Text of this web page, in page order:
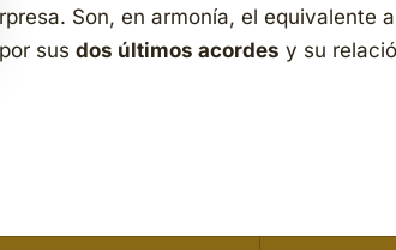
Son, en armonía, el equivalente
sus dos últimos acordes y su